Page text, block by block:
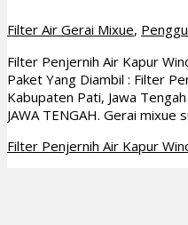
Filter Air Gerai Mixue,
Filter Penjernih Air Kapur
Paket Yang Diambil : Filter
Kabupaten Pati, Jawa
JAWA TENGAH. Gerai
Filter Penjernih Air Kapur